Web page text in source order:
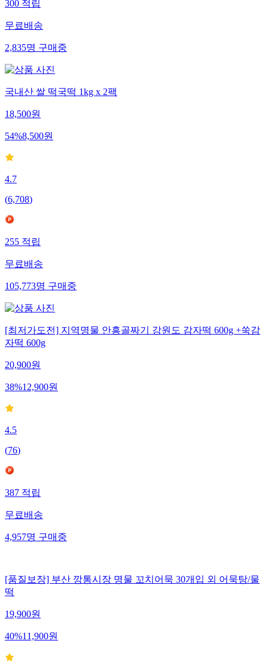
300적립
무료배송
2,835명구매중
국내산 쌀 떡국떡 1kg x 2팩
18,500원
54%8,500원
4.7
(6,708)
255적립
무료배송
105,773명구매중
[최저가도전] 지역명물 안흥골짜기 강원도 감자떡 600g +쑥감
자떡 600g
20,900원
38%12,900원
4.5
(76)
387적립
무료배송
4,957명구매중
[품질보장] 부산 깡통시장 명물 꼬치어묵 30개입 외 어묵탕/물
떡
19,900원
40%11,900원